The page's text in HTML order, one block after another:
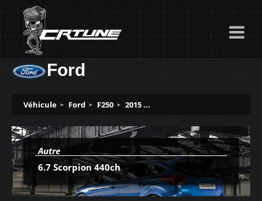
Ford
Véhicule Ford F250 2015 ...
Autre
6.7 Scorpion 440ch